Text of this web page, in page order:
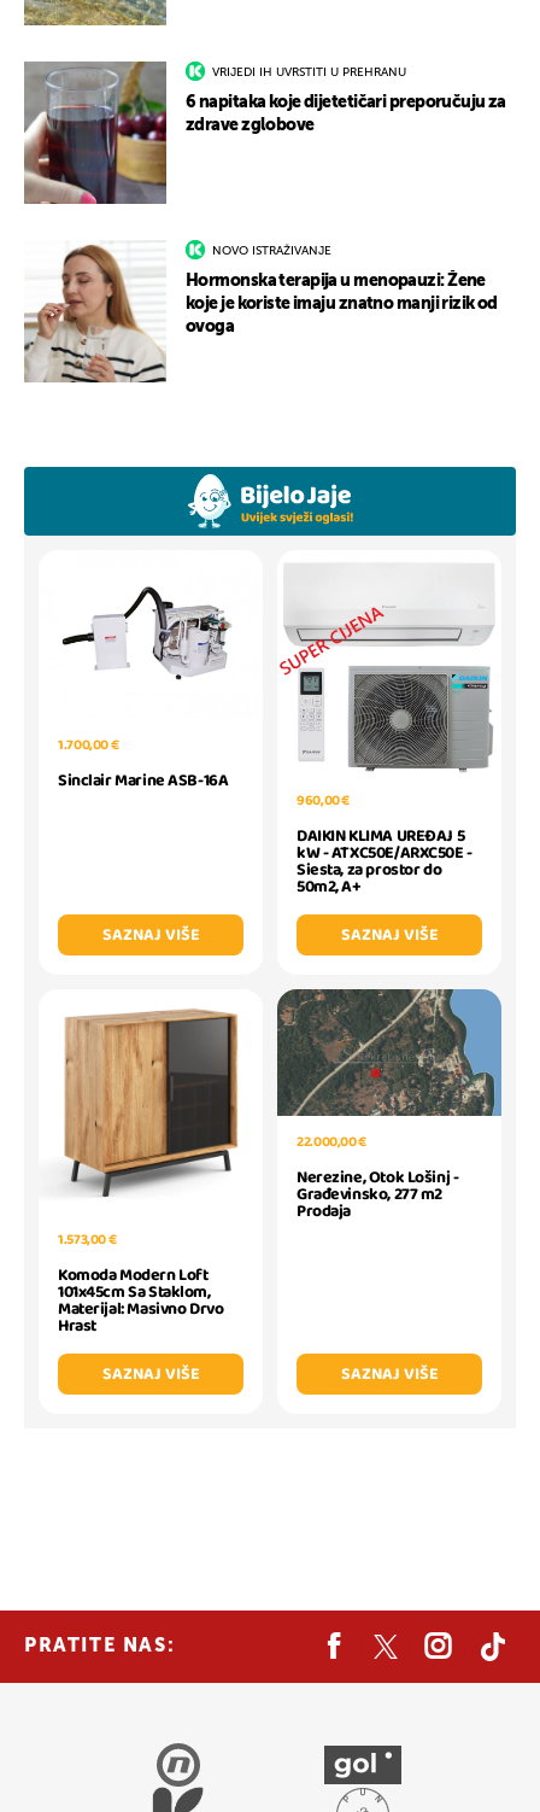
VRIJEDI IH UVRSTITI U PREHRANU
6 napitaka koje dijetetičari preporučuju za
zdrave zglobove
NOVO ISTRAŽIVANJE
Hormonska terapija u menopauzi: Žene
koje je koriste imaju znatno manji rizik od
ovoga
1.700,00 €
Sinclair Marine ASB-16A
SAZNAJ VIŠE
960,00 €
DAIKIN KLIMA UREĐAJ 5
kW - ATXC50E/ARXC50E -
Siesta, za prostor do
50m2, A+
SAZNAJ VIŠE
1.573,00 €
Komoda Modern Loft
101x45cm Sa Staklom,
Materijal: Masivno Drvo
Hrast
SAZNAJ VIŠE
22.000,00 €
Nerezine, Otok Lošinj -
Građevinsko, 277 m2
Prodaja
SAZNAJ VIŠE
PRATITE NAS: